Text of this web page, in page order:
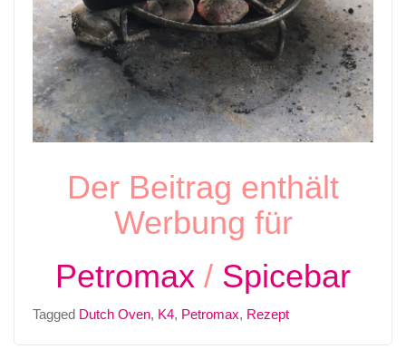
Der Beitrag enthält
Werbung für
Petromax / Spicebar
Tagged Dutch Oven, K4, Petromax, Rezept